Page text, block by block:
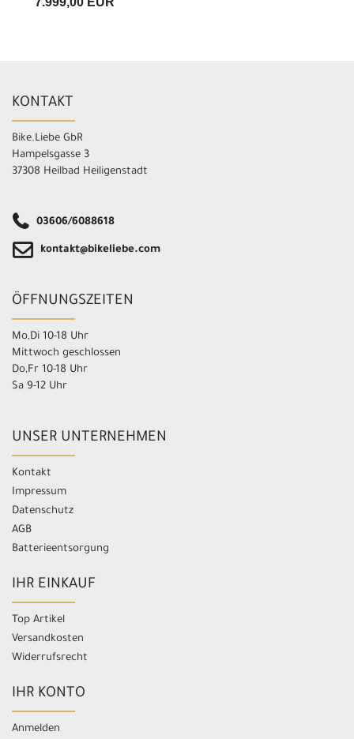
KONTAKT
Bike.Liebe GbR
Hampelsgasse 3
37308 Heilbad Heiligenstadt
03606/6088618
kontakt@bikeliebe.com
ÖFFNUNGSZEITEN
Mo,Di 10-18 Uhr
Mittwoch geschlossen
Do,Fr 10-18 Uhr
Sa 9-12 Uhr
UNSER UNTERNEHMEN
Kontakt
Impressum
Datenschutz
AGB
Batterieentsorgung
IHR EINKAUF
Top Artikel
Versandkosten
Widerrufsrecht
IHR KONTO
Anmelden